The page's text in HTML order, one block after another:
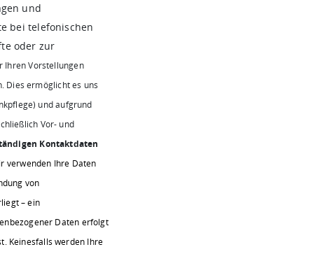
und
bei telefonischen
oder zur
Ihren Vorstellungen
Dies ermöglicht es uns
und aufgrund
Vor- und
Kontaktdaten
verwenden Ihre Daten
von
– ein
Daten erfolgt
Keinesfalls werden Ihre